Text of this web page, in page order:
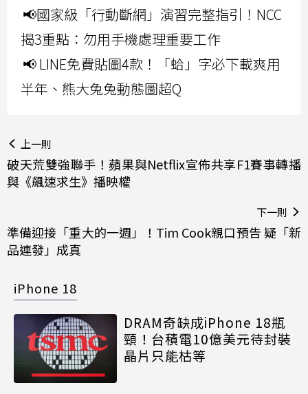
📢國家級「行動斷網」演習完整指引！NCC
揭3重點：勿用手機處理重要工作
📢 LINE免費貼圖4款！「蛤」字必下載爽用
半年、熊大兔兔動態圖超Q
上一則
破天荒雙強聯手！蘋果與Netflix宣佈共享F1賽事轉播
與《飆速求生》播映權
下一則
準備迎接「重大的一週」！Tim Cook親口預告 疑「新
品連發」成真
iPhone 18
DRAM奇缺成iPhone 18瓶
頸！台積電10億美元待封裝
晶片只能枯等